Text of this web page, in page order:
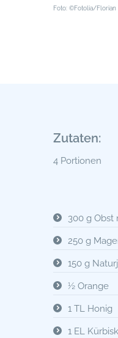
Foto: ©Fotolia/Florian
Zutaten:
4 Portionen
300 g Obst
250 g
150 g
½ Orange
1 TL Honig
1 EL